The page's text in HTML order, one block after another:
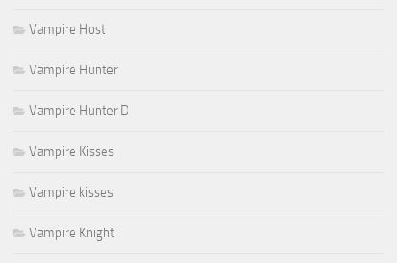
Vampire Host
Vampire Hunter
Vampire Hunter D
Vampire Kisses
Vampire kisses
Vampire Knight